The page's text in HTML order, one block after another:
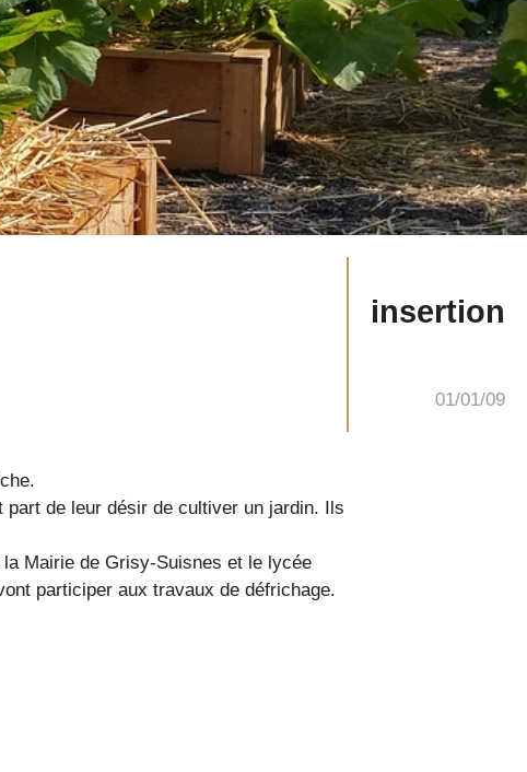
01/01/09
insertion
part de leur désir de cultiver un jardin. Ils
la Mairie de Grisy-Suisnes et le lycée
participer aux travaux de défrichage.